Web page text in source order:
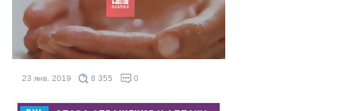
23 янв. 2019 8 355 0